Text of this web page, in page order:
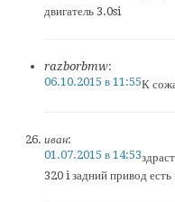
двигатель 3.0si
razborbmw:
06.10.2015 в 11:55К
иван:
01.07.2015 в 14:53
320 i задний привод